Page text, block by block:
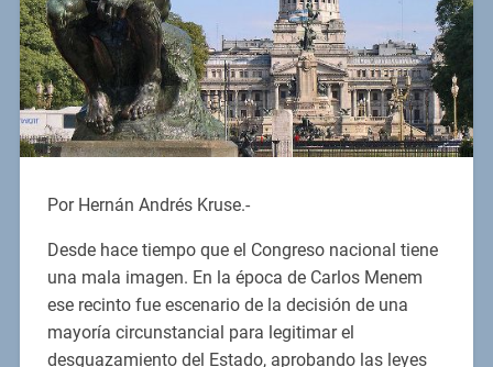
Por Hernán Andrés Kruse.-
Desde hace tiempo que el Congreso nacional tiene
una mala imagen. En la época de Carlos Menem
ese recinto fue escenario de la decisión de una
mayoría circunstancial para legitimar el
desguazamiento del Estado, aprobando las leyes